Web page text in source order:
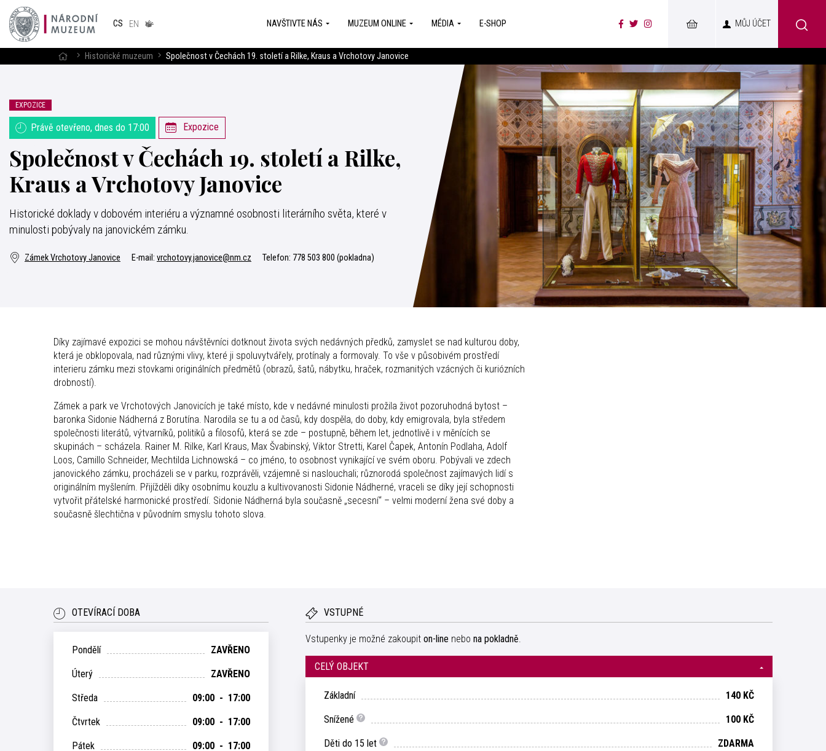
CS EN
v českém
NAVŠTIVTE NÁS MUZEUM ONLINE MÉDIA E-SHOP MŮJ ÚČET
Historické muzeum Společnost v Čechách 19. století a Rilke, Kraus a Vrchotovy Janovice
EXPOZICE
Právě otevřeno, dnes do 17:00 Expozice
Společnost v Čechách 19. století a Rilke,
Kraus a Vrchotovy Janovice
Historické doklady v dobovém interiéru a významné osobnosti literárního světa, které v
minulosti pobývaly na janovickém zámku.
Zámek Vrchotovy Janovice E-mail: vrchotovy.janovice@nm.cz Telefon: 778 503 800 (pokladna)
Díky zajímavé expozici se mohou návštěvníci dotknout života svých nedávných předků, zamyslet se nad kulturou doby,
která je obklopovala, nad různými vlivy, které ji spoluvytvářely, protínaly a formovaly. To vše v působivém prostředí
interieru zámku mezi stovkami originálních předmětů (obrazů, šatů, nábytku, hraček, rozmanitých vzácných či kuriózních
drobností).
Zámek a park ve Vrchotových Janovicích je také místo, kde v nedávné minulosti prožila život pozoruhodná bytost –
baronka Sidonie Nádherná z Borutína. Narodila se tu a od časů, kdy dospěla, do doby, kdy emigrovala, byla středem
společnosti literátů, výtvarníků, politiků a filosofů, která se zde – postupně, během let, jednotlivě i v měnících se
skupinách – scházela. Rainer M. Rilke, Karl Kraus, Max Švabinský, Viktor Stretti, Karel Čapek, Antonín Podlaha, Adolf
Loos, Camillo Schneider, Mechtilda Lichnowská – co jméno, to osobnost vynikající ve svém oboru. Pobývali ve zdech
janovického zámku, procházeli se v parku, rozprávěli, vzájemně si naslouchali; různorodá společnost zajímavých lidí s
originálním myšlením. Přijížděli díky osobnímu kouzlu a kultivovanosti Sidonie Nádherné, vraceli se díky její schopnosti
vytvořit přátelské harmonické prostředí. Sidonie Nádherná byla současně „secesní“ – velmi moderní žena své doby a
současně šlechtična v původním smyslu tohoto slova.
OTEVÍRACÍ DOBA
Pondělí ZAVŘENO
Úterý ZAVŘENO
Středa 09:00 - 17:00
Čtvrtek 09:00 - 17:00
Pátek 09:00 - 17:00
VSTUPNÉ
Vstupenky je možné zakoupit on-line nebo na pokladně.
CELÝ OBJEKT
Základní 140 KČ
Snížené 100 KČ
Děti do 15 let ZDARMA